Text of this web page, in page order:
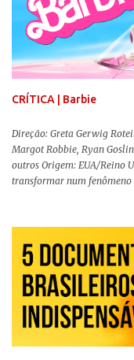
CRÍTICA | Barbie
Direção: Greta Gerwig
Margot Robbie, Ryan
outros Origem: EUA/Reino
transformar num fenômeno
lançamento, posso afirmar
Adoráveis Mulheres )
filme do ano até aqui.
levar a sério, a produção
conhecida por sua
como a Barbie se encaixa
importância e o impacto,
pessoas. Isso tudo com